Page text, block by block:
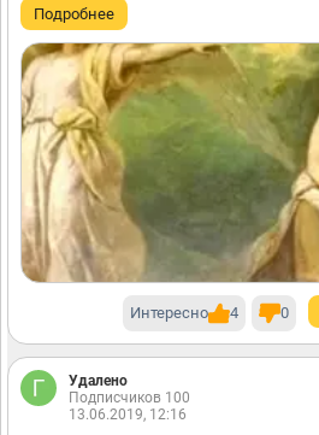
Подробнее
Интересно 4 0
Удалено
Подписчиков 100
13.06.2019, 12:16